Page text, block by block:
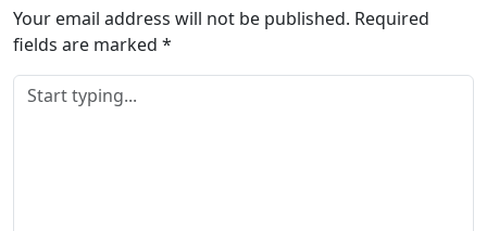
Your email address will not be published. Required
fields are marked *